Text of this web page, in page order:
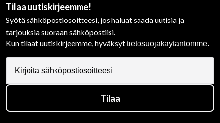
Tilaa uutiskirjeemme!
Syötä sähköpostiosoitteesi, jos haluat saada uutisia ja
tarjouksia suoraan sähköpostiisi.
Kun tilaat uutiskirjeemme, hyväksyttietosuojakäytäntömme.
Tilaa